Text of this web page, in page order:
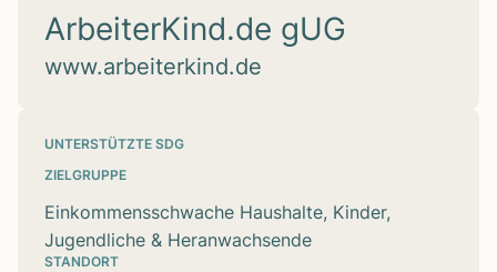
ArbeiterKind.de gUG
www.arbeiterkind.de
UNTERSTÜTZTE SDG
ZIELGRUPPE
Einkommensschwache Haushalte, Kinder,
Jugendliche & Heranwachsende
STANDORT